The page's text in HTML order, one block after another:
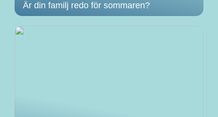
Är din familj redo för sommaren?